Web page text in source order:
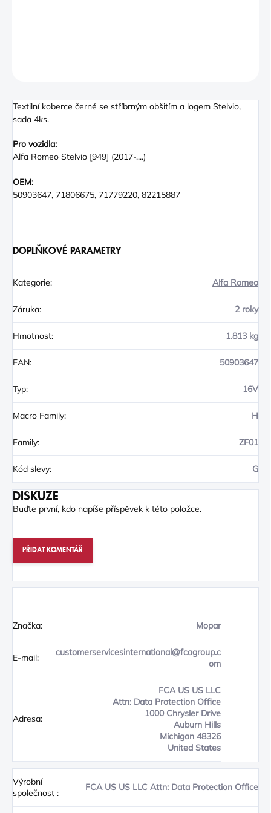
Textilní koberce černé se stříbrným obšitím a logem Stelvio,
sada 4ks.
Pro vozidla:
Alfa Romeo Stelvio [949] (2017-....)
OEM:
50903647, 71806675, 71779220, 82215887
DOPLŇKOVÉ PARAMETRY
Kategorie: Alfa Romeo
Záruka: 2 roky
Hmotnost: 1.813 kg
EAN: 50903647
Typ: 16V
Macro Family: H
Family: ZF01
Kód slevy: G
DISKUZE
Buďte první, kdo napíše příspěvek k této položce.
PŘIDAT KOMENTÁŘ
Značka: Mopar
E-mail:
customerservicesinternational@fcagroup.c
om
Adresa:
FCA US US LLC
Attn: Data Protection Office
1000 Chrysler Drive
Auburn Hills
Michigan 48326
United States
Výrobní
společnost :
FCA US US LLC Attn: Data Protection Office